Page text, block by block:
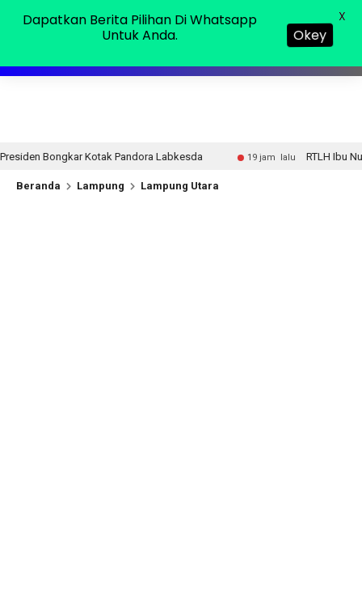
Labkesda 19 jam lalu RTLH Ibu Nur Hayati Jadi Simbol
Beranda Lampung Lampung Utara
Dapatkan Berita Pilihan Di Whatsapp
Untuk Anda.
Okey
X